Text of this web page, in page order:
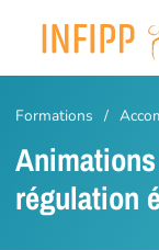
Panneau de
Formations /
régulation